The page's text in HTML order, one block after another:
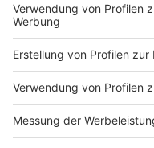
Impressum